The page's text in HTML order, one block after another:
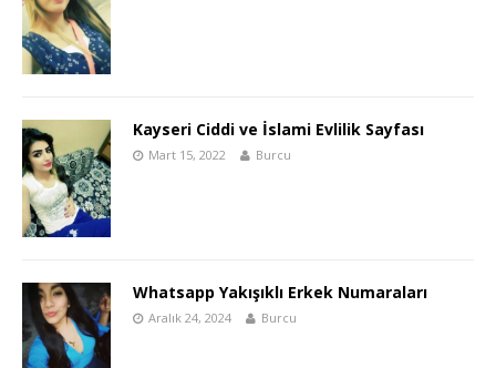
Kayseri Ciddi ve İslami Evlilik Sayfası
Mart 15, 2022 Burcu
Whatsapp Yakışıklı Erkek Numaraları
Aralık 24, 2024 Burcu